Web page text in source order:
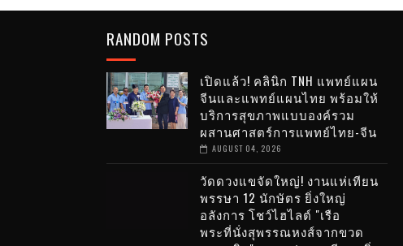
RANDOM POSTS
เปิดแล้ว! คลินิก TNH แพทย์แผน
จีนและแพทย์แผนไทย พร้อมให้
บริการสุขภาพแบบองค์รวม
ผสานศาสตร์การแพทย์ไทย-จีน
AUGUST 04, 2026
วัดดวงแขจัดใหญ่! งานแห่เทียน
พรรษา 12 นักษัตร ยิ่งใหญ่
อลังการ โชว์ไฮไลต์ "เรือ
พระที่นั่งสุพรรณหงส์จากขวด